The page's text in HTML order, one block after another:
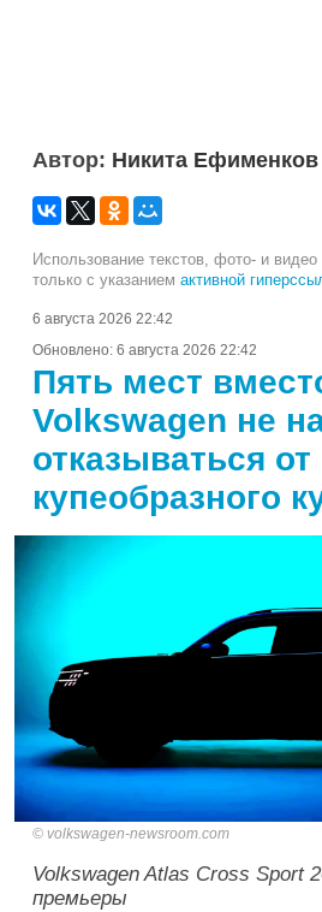
Автор: Никита Ефименков
Использование текстов, фото- и видео
только с указанием активной
6 августа 2026 22:42
Обновлено: 6 августа 2026 22:42
Пять мест
Volkswagen не
отказываться от
купеобразного
volkswagen-newsroom.com
Volkswagen Atlas Cross Sport
премьеры